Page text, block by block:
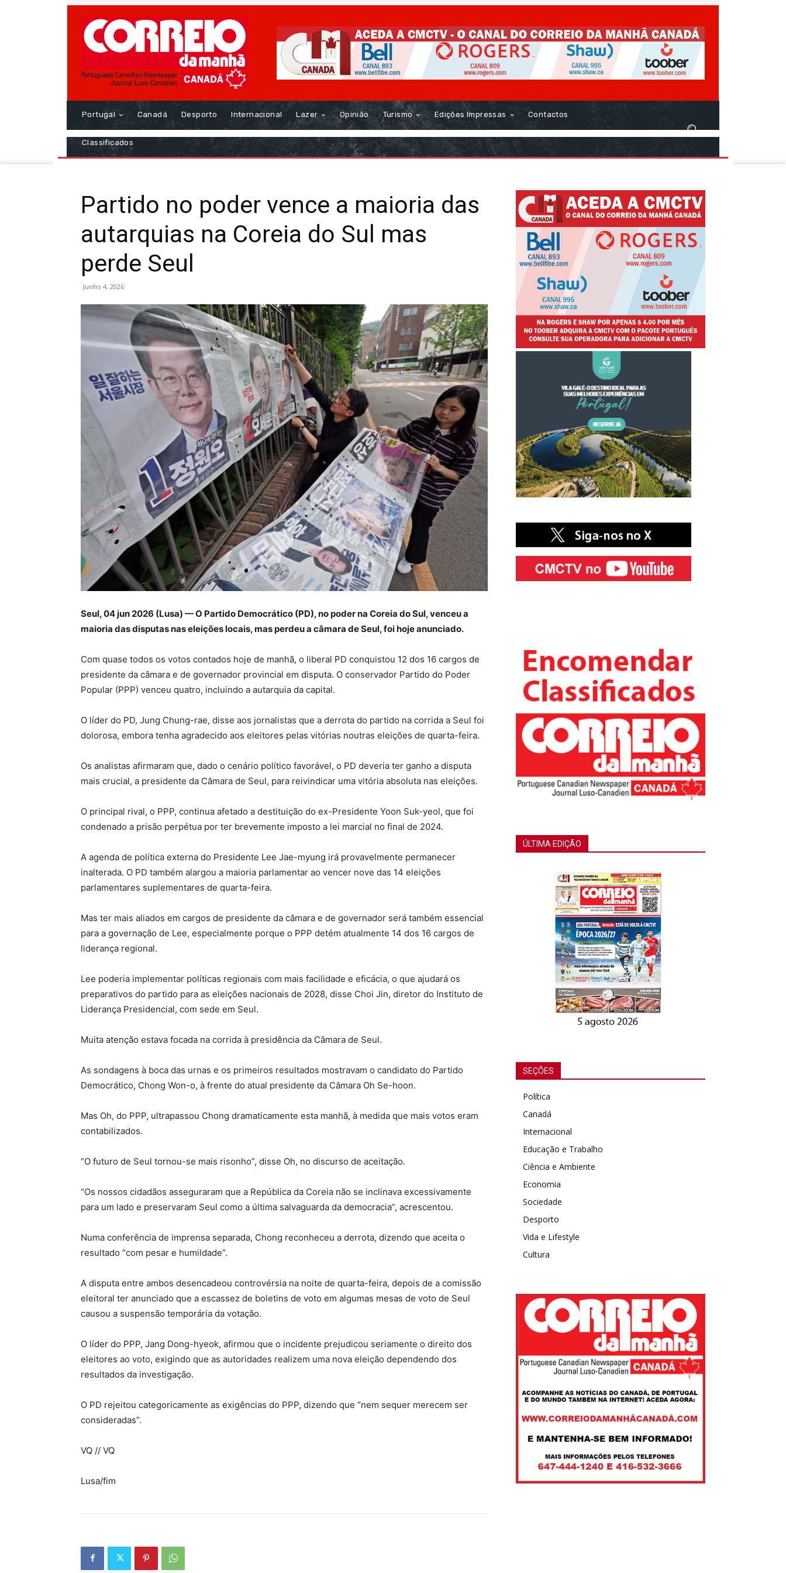
Portugal Canadá Desporto Internacional Lazer Opinião Turismo Edições Impressas Contactos
Classificados
Partido no poder vence a maioria das
autarquias na Coreia do Sul mas
perde Seul
Junho 4, 2026
Seul, 04 jun 2026 (Lusa) — O Partido Democrático (PD), no poder na Coreia do Sul, venceu a
maioria das disputas nas eleições locais, mas perdeu a câmara de Seul, foi hoje anunciado.
Com quase todos os votos contados hoje de manhã, o liberal PD conquistou 12 dos 16 cargos de
presidente da câmara e de governador provincial em disputa. O conservador Partido do Poder
Popular (PPP) venceu quatro, incluindo a autarquia da capital.
O líder do PD, Jung Chung-rae, disse aos jornalistas que a derrota do partido na corrida a Seul foi
dolorosa, embora tenha agradecido aos eleitores pelas vitórias noutras eleições de quarta-feira.
Os analistas afirmaram que, dado o cenário político favorável, o PD deveria ter ganho a disputa
mais crucial, a presidente da Câmara de Seul, para reivindicar uma vitória absoluta nas eleições.
O principal rival, o PPP, continua afetado a destituição do ex-Presidente Yoon Suk-yeol, que foi
condenado a prisão perpétua por ter brevemente imposto a lei marcial no final de 2024.
A agenda de política externa do Presidente Lee Jae-myung irá provavelmente permanecer
inalterada. O PD também alargou a maioria parlamentar ao vencer nove das 14 eleições
parlamentares suplementares de quarta-feira.
Mas ter mais aliados em cargos de presidente da câmara e de governador será também essencial
para a governação de Lee, especialmente porque o PPP detém atualmente 14 dos 16 cargos de
liderança regional.
Lee poderia implementar políticas regionais com mais facilidade e eficácia, o que ajudará os
preparativos do partido para as eleições nacionais de 2028, disse Choi Jin, diretor do Instituto de
Liderança Presidencial, com sede em Seul.
Muita atenção estava focada na corrida à presidência da Câmara de Seul.
As sondagens à boca das urnas e os primeiros resultados mostravam o candidato do Partido
Democrático, Chong Won-o, à frente do atual presidente da Câmara Oh Se-hoon.
Mas Oh, do PPP, ultrapassou Chong dramaticamente esta manhã, à medida que mais votos eram
contabilizados.
“O futuro de Seul tornou-se mais risonho”, disse Oh, no discurso de aceitação.
“Os nossos cidadãos asseguraram que a República da Coreia não se inclinava excessivamente
para um lado e preservaram Seul como a última salvaguarda da democracia”, acrescentou.
Numa conferência de imprensa separada, Chong reconheceu a derrota, dizendo que aceita o
resultado “com pesar e humildade”.
A disputa entre ambos desencadeou controvérsia na noite de quarta-feira, depois de a comissão
eleitoral ter anunciado que a escassez de boletins de voto em algumas mesas de voto de Seul
causou a suspensão temporária da votação.
O líder do PPP, Jang Dong-hyeok, afirmou que o incidente prejudicou seriamente o direito dos
eleitores ao voto, exigindo que as autoridades realizem uma nova eleição dependendo dos
resultados da investigação.
O PD rejeitou categoricamente as exigências do PPP, dizendo que “nem sequer merecem ser
consideradas”.
VQ // VQ
Lusa/fim
ÚLTIMA EDIÇÃO
SEÇÕES
Política
Canadá
Internacional
Educação e Trabalho
Ciência e Ambiente
Economia
Sociedade
Desporto
Vida e Lifestyle
Cultura